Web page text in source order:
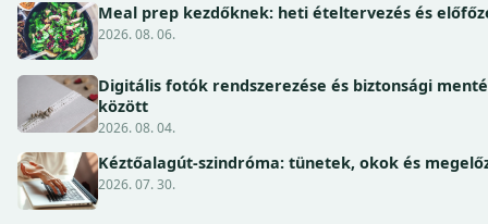
Meal prep kezdőknek: heti ételtervezés és
2026. 08. 06.
Digitális fotók rendszerezése és biztonsági
között
2026. 08. 04.
Kéztőalagút-szindróma: tünetek, okok és
2026. 07. 30.